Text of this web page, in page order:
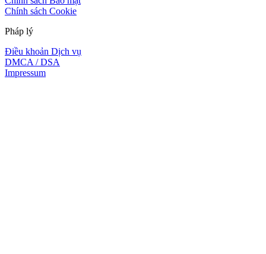
Chính sách Cookie
Pháp lý
Điều khoản Dịch vụ
DMCA / DSA
Impressum